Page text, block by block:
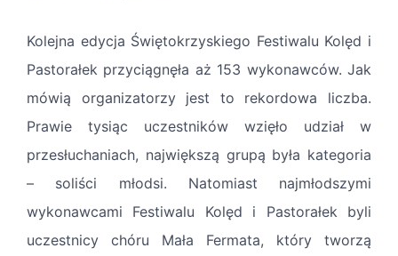
Kolejna edycja Świętokrzyskiego Festiwalu Kolęd i
Pastorałek przyciągnęła aż 153 wykonawców. Jak
mówią organizatorzy jest to rekordowa liczba.
Prawie tysiąc uczestników wzięło udział w
przesłuchaniach, największą grupą była kategoria
– soliści młodsi. Natomiast najmłodszymi
wykonawcami Festiwalu Kolęd i Pastorałek byli
uczestnicy chóru Mała Fermata, który tworzą